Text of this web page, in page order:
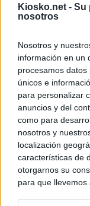
Kiosko.net - Su
nosotros
Nosotros y
información en un
procesamos
únicos e
para personalizar
anuncios y del
como para
nosotros y
localización
características de
otorgarnos su
para que